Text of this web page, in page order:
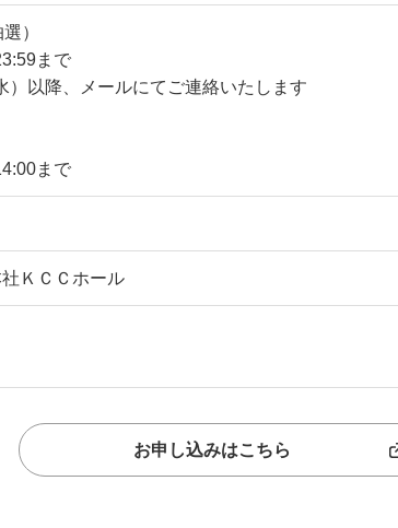
）
まで
）以降、メールにてご連絡いたします
まで
ＫＣＣホール
お申し込みはこちら